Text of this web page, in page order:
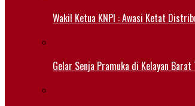
Wakil Ketua KNPI : Awasi Ketat
Gelar Senja Pramuka di Kelayan